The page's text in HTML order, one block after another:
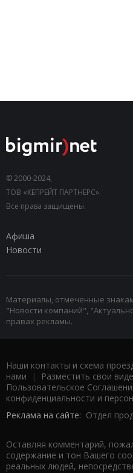
© 2000-2024,
ТОВ «КЕПРЕЙТ ПАРТНЕРС».
Все права защищены.
Афиша
Новости
Материалы, отмеченные
"Новости компаний",
правах рекламы.
Наши контакты и схема
нами | Разместить свои
Пользовательское
конфиденциальности и
Реклама на сайте: Отдел
Оставляя комментарий,
содержание и тон Вашего
реальных людей,